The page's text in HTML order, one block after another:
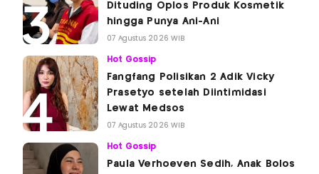
Dituding Oplos Produk Kosmetik
hingga Punya Ani-Ani
07 Agustus 2026 WIB
Hot Gossip
Fangfang Polisikan 2 Adik Vicky
Prasetyo setelah Diintimidasi
Lewat Medsos
07 Agustus 2026 WIB
Hot Gossip
Paula Verhoeven Sedih, Anak Bolos